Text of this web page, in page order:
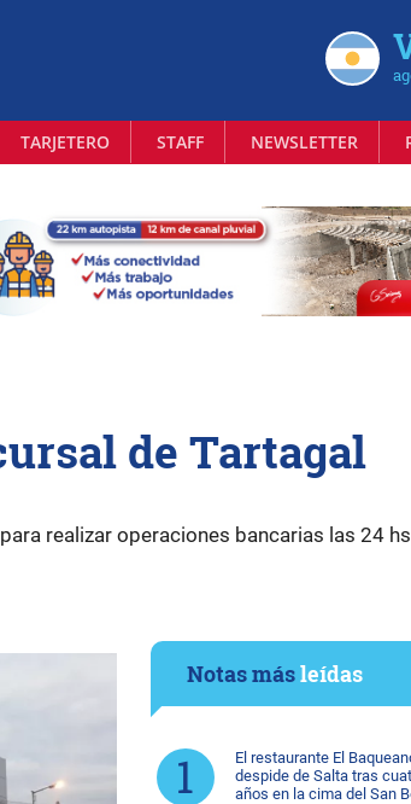
TARJETERO STAFF NEWSLETTER
de Tartagal
realizar operaciones bancarias las 24
Notas másleídas
El restaurante El
despide de Salta tras
años en la cima del San